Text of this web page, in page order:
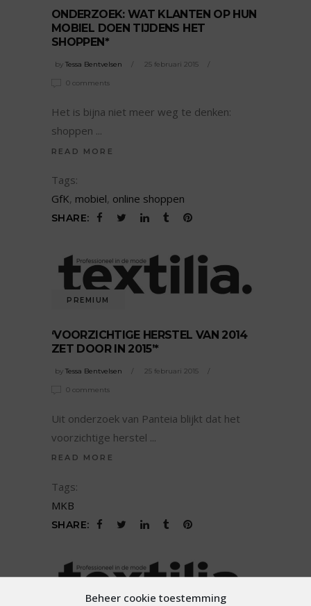
Beheer cookie toestemming
ONDERZOEK: WAT KLANTEN OP HUN
MOBIEL DOEN TIJDENS HET
SHOPPEN*
by Tessa Bentvelsen 25 februari 2015
0 comments
Het is bijna niet meer weg te denken:
shoppen
READ MORE
Tags:
GfK, mobiel, online shoppen
SHARE:
PREMIUM
‘VOORZICHTIGE HERSTEL VAN 2014
ZET DOOR IN 2015’*
by Tessa Bentvelsen 25 februari 2015
0 comments
Uit onderzoek van Panteia blijkt dat het
voorzichtige herstel
READ MORE
Tags:
MKB
SHARE: